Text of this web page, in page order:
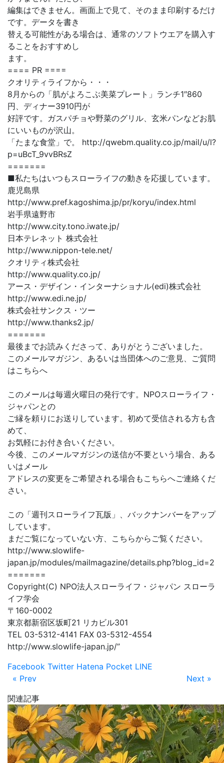
編集はできません。画面上で見て、そのまま印刷するだけ
です。データを書き
替える可能性がある場合は、通常のソフトウエアを購入す
ることをおすすめし
ます。
==== PR ====
クオリティライフから・・・
8月からの「肌がよろこぶ美菜プレート」ランチ1″860
円、ディナー3910円が
好評です。ガスパチョや野菜のグリル、玄米パンなどお肌
にいいものが沢山。
「たまな食堂」で。 http://qwebm.quality.co.jp/mail/u/l?
p=uBcT_9vvBRsZ
=======
■私たちはいつもスローライフの動きを応援しています。
鹿児島県
http://www.pref.kagoshima.jp/pr/koryu/index.html
岩手県遠野市
http://www.city.tono.iwate.jp/
日本テレネット 株式会社
http://www.nippon-tele.net/
クオリティ株式会社
http://www.quality.co.jp/
アース・デザイン・インターナショナル(edi)株式会社
http://www.edi.ne.jp/
株式会社サンクス・ツー
http://www.thanks2.jp/
=======
最後までお読みくださって、ありがとうございました。
このメールマガジン、あるいは当団体へのご意見、ご質問
はこちらへ
このメールは毎週火曜日の発行です。NPOスローライフ・
ジャパンとの
ご縁を頼りにお送りしています。初めて受信される方も含
めて、
お気軽にお付き合いください。
今後、このメールマガジンの送信が不要という場合、ある
いはメール
アドレスの変更をご希望される場合もこちらへご連絡くだ
さい。
この「週刊スローライフ瓦版」、バックナンバーをアップ
しています。
まだご覧になっていない方、こちらからご覧ください。
http://www.slowlife-
japan.jp/modules/mailmagazine/details.php?blog_id=2
=======
Copyright(C) NPO法人スローライフ・ジャパン スローラ
イフ学会
〒160-0002
東京都新宿区坂町21 リカビル301
TEL 03-5312-4141 FAX 03-5312-4554
http://www.slowlife-japan.jp/”
Facebook Twitter Hatena Pocket LINE
« Prev
Next »
関連記事